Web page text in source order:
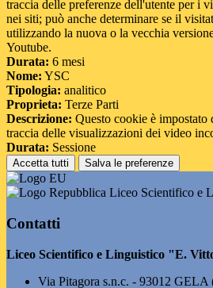
traccia delle preferenze dell'utente per i
nei siti; può anche determinare se il
utilizzando la nuova o la vecchia
Youtube.
Durata: 6 mesi
Nome: YSC
Tipologia: analitico
Proprieta: Terze Parti
Descrizione: Questo cookie è impostato
traccia delle visualizzazioni dei video
Durata: Sessione
Accetta tutti Salva le preferenze
Liceo Scientifico e
Contatti
Liceo Scientifico e Linguistico "E.
Via Pitagora s.n.c. - 93012 GELA